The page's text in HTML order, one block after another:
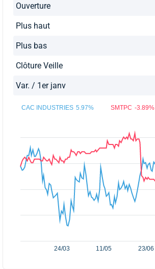
Ouverture
Plus haut
Plus bas
Clôture Veille
Var. / 1er janv
CAC INDUSTRIES 5.97% SMTPC -3.89%